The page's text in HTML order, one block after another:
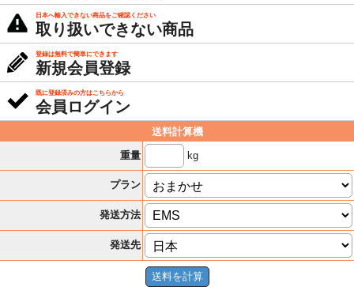
日本へ輸入できない商品をご確認ください
取り扱いできない商品
登録は無料で簡単にできます
新規会員登録
既に登録済みの方はこちらから
会員ログイン
送料計算機
重量
kg
プラン
発送方法
発送先